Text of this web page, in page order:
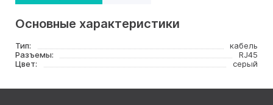
Основные характеристики
Тип:
кабель
Разъемы:
RJ45
Цвет:
серый